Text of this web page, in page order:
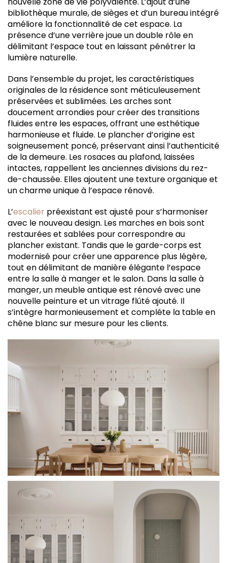
bibliothèque murale, de sièges et d’un bureau intégré
améliore la fonctionnalité de cet espace. La
présence d’une verrière joue un double rôle en
délimitant l’espace tout en laissant pénétrer la
lumière naturelle.
Dans l’ensemble du projet, les caractéristiques
originales de la résidence sont méticuleusement
préservées et sublimées. Les arches sont
doucement arrondies pour créer des transitions
fluides entre les espaces, offrant une esthétique
harmonieuse et fluide. Le plancher d’origine est
soigneusement poncé, préservant ainsi l’authenticité
de la demeure. Les rosaces au plafond, laissées
intactes, rappellent les anciennes divisions du rez-
de-chaussée. Elles ajoutent une texture organique et
un charme unique à l’espace rénové.
L’escalier préexistant est ajusté pour s’harmoniser
avec le nouveau design. Les marches en bois sont
restaurées et sablées pour correspondre au
plancher existant. Tandis que le garde-corps est
modernisé pour créer une apparence plus légère,
tout en délimitant de manière élégante l’espace
entre la salle à manger et le salon. Dans la salle à
manger, un meuble antique est rénové avec une
nouvelle peinture et un vitrage flûté ajouté. Il
s’intègre harmonieusement et compléte la table en
chêne blanc sur mesure pour les clients.